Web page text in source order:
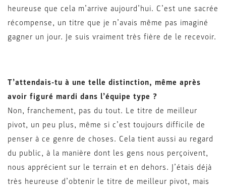
heureuse que cela m’arrive aujourd’hui. C’est une sacrée
récompense, un titre que je n’avais même pas imaginé
gagner un jour. Je suis vraiment très fière de le recevoir.
T’attendais-tu à une telle distinction, même après
avoir figuré mardi dans l’équipe type ?
Non, franchement, pas du tout. Le titre de meilleur
pivot, un peu plus, même si c’est toujours difficile de
penser à ce genre de choses. Cela tient aussi au regard
du public, à la manière dont les gens nous perçoivent,
nous apprécient sur le terrain et en dehors. J’étais déjà
très heureuse d’obtenir le titre de meilleur pivot, mais